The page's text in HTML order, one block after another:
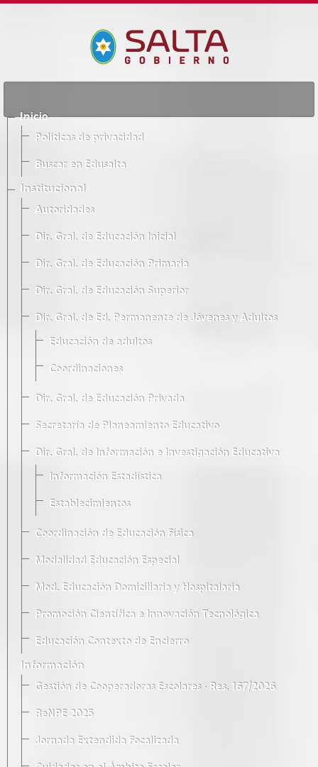
Inicio
Políticas de privacidad
Buscar en Edusalta
Institucional
Autoridades
Dir. Gral. de Educación Inicial
Dir. Gral. de Educación Primaria
Dir. Gral. de Educación Superior
Dir. Gral. de Ed. Permanente de Jóvenes y Adultos
Educación de adultos
Coordinaciones
Dir. Gral. de Educación Privada
Secretaría de Planeamiento Educativo
Dir. Gral. de Información e Investigación Educativa
Información Estadística
Establecimientos
Coordinación de Educación Física
Modalidad Educación Especial
Mod. Educación Domiciliaria y Hospitalaria
Promoción Científica e Innovación Tecnológica
Educación Contexto de Encierro
Información
Gestión de Cooperadoras Escolares · Res. 167/2026
ReNPE 2025
Jornada Extendida Focalizada